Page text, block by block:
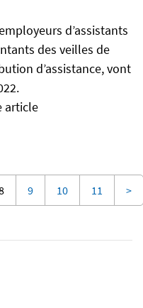
d’assistants
des veilles de
d’assistance, vont
article
9 10 11 >